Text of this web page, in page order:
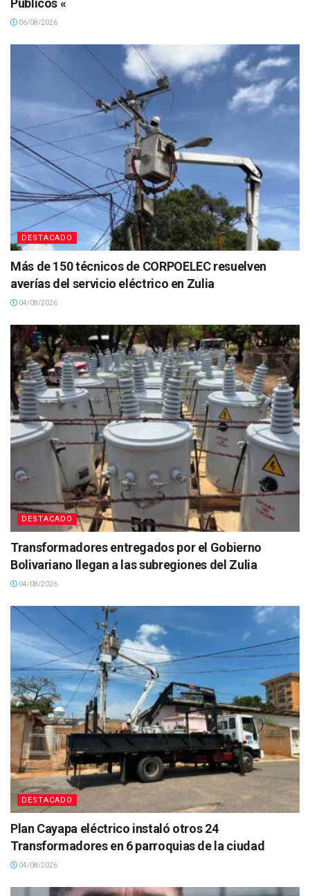
06/08/2026
DESTACADO
Más de 150 técnicos de CORPOELEC resuelven
averías del servicio eléctrico en Zulia
04/08/2026
DESTACADO
Transformadores entregados por el Gobierno
Bolivariano llegan a las subregiones del Zulia
04/08/2026
DESTACADO
Plan Cayapa eléctrico instaló otros 24
Transformadores en 6 parroquias de la ciudad
04/08/2026